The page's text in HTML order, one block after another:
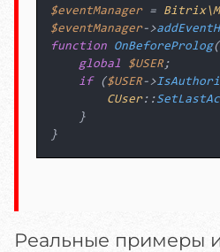
$eventManager =
$eventManager->
function
OnBeforeProlog(
global
$USER;
if ($USER->
CUser::
    }
Реальные примеры